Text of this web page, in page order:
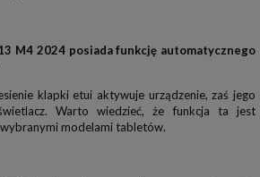
M4 2024 posiada funkcję automatycznego
klapki etui aktywuje urządzenie, zaś jego
Warto wiedzieć, że funkcja ta jest
modelami tabletów.